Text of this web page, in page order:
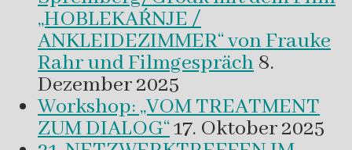
„HOBLEKAŔNJE /
ANKLEIDEZIMMER“ von Frauke
Rahr und Filmgespräch 8.
Dezember 2025
Workshop: „VOM TREATMENT
ZUM DIALOG“17. Oktober 2025